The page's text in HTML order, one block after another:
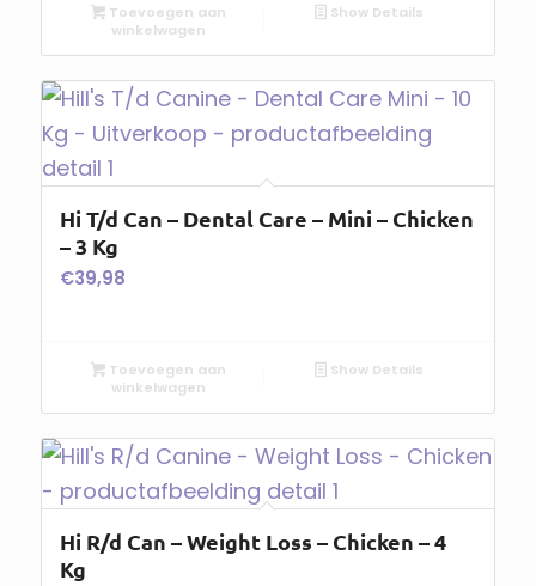
Toevoegen aan
winkelwagen
Show Details
Hi T/d Can – Dental Care – Mini – Chicken
– 3 Kg
€39,98
Toevoegen aan
winkelwagen
Show Details
Hi R/d Can – Weight Loss – Chicken – 4
Kg